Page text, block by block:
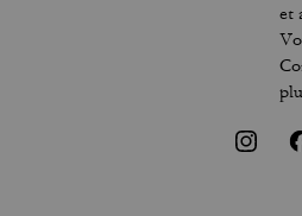
et